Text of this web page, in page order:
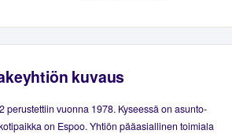
kuvaus
perustettiin vuonna 1978. Kyseessä on asunto-
on Espoo. Yhtiön pääasiallinen toimiala